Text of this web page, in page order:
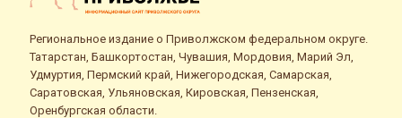
Региональное издание о Приволжском федеральном округе.
Татарстан, Башкортостан, Чувашия, Мордовия, Марий Эл,
Удмуртия, Пермский край, Нижегородская, Самарская,
Саратовская, Ульяновская, Кировская, Пензенская,
Оренбургская области.